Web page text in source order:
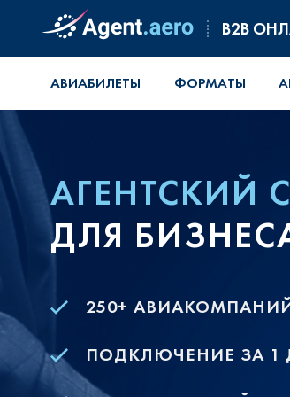
B2B
АВИАБИЛЕТЫ ФОРМАТЫ
АГЕНТСКИЙ
ДЛЯ
250+
ПОДКЛЮЧЕНИЕ ЗА 1